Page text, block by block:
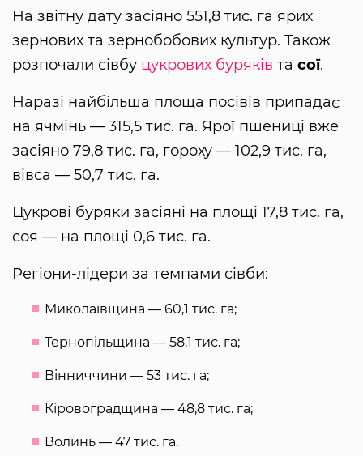
На звітну дату засіяно 551,8 тис. га ярих
зернових та зернобобових культур. Також
розпочали сівбу цукрових буряків та сої.
Наразі найбільша площа посівів припадає
на ячмінь — 315,5 тис. га. Ярої пшениці вже
засіяно 79,8 тис. га, гороху — 102,9 тис. га,
вівса — 50,7 тис. га.
Цукрові буряки засіяні на площі 17,8 тис. га,
соя — на площі 0,6 тис. га.
Регіони-лідери за темпами сівби:
Миколаївщина — 60,1 тис. га;
Тернопільщина — 58,1 тис. га;
Вінниччини — 53 тис. га;
Кіровоградщина — 48,8 тис. га;
Волинь — 47 тис. га.